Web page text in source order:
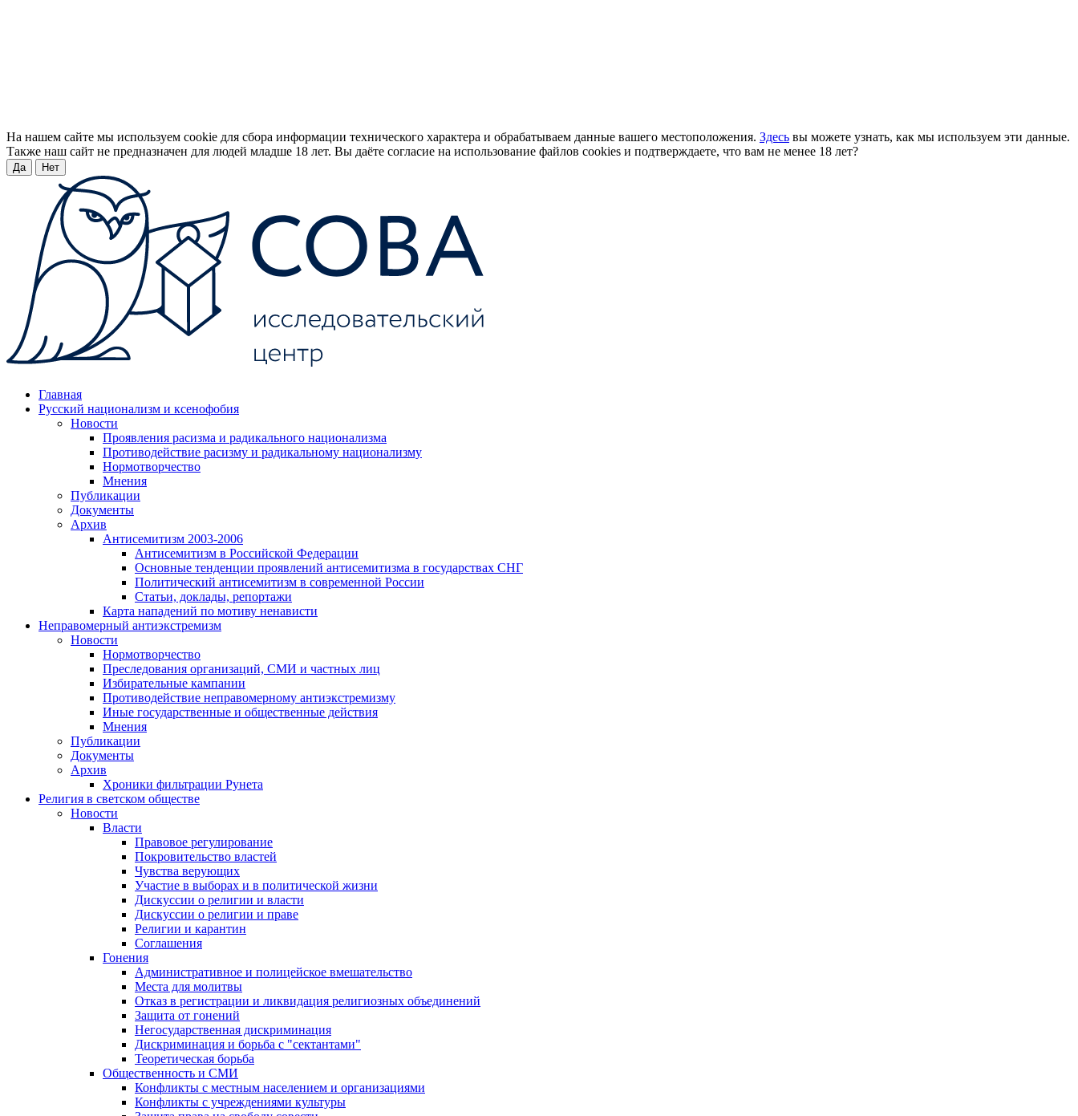
На нашем сайте мы используем cookie для сбора информации технического характера и обрабатываем данные вашего местоположения. Здесь вы можете узнать, как мы используем эти данные.
Также наш сайт не предназначен для людей младше 18 лет. Вы даёте согласие на использование файлов cookies и подтверждаете, что вам не менее 18 лет?
Да Нет
Главная
Русский национализм и ксенофобия
Новости
Проявления расизма и радикального национализма
Противодействие расизму и радикальному национализму
Нормотворчество
Мнения
Публикации
Документы
Архив
Антисемитизм 2003-2006
Антисемитизм в Российской Федерации
Основные тенденции проявлений антисемитизма в государствах СНГ
Политический антисемитизм в современной России
Статьи, доклады, репортажи
Карта нападений по мотиву ненависти
Неправомерный антиэкстремизм
Новости
Нормотворчество
Преследования организаций, СМИ и частных лиц
Избирательные кампании
Противодействие неправомерному антиэкстремизму
Иные государственные и общественные действия
Мнения
Публикации
Документы
Архив
Хроники фильтрации Рунета
Религия в светском обществе
Новости
Власти
Правовое регулирование
Покровительство властей
Чувства верующих
Участие в выборах и в политической жизни
Дискуссии о религии и власти
Дискуссии о религии и праве
Религии и карантин
Соглашения
Гонения
Административное и полицейское вмешательство
Места для молитвы
Отказ в регистрации и ликвидация религиозных объединений
Защита от гонений
Негосударственная дискриминация
Дискриминация и борьба с "сектантами"
Теоретическая борьба
Общественность и СМИ
Конфликты с местным населением и организациями
Конфликты с учреждениями культуры